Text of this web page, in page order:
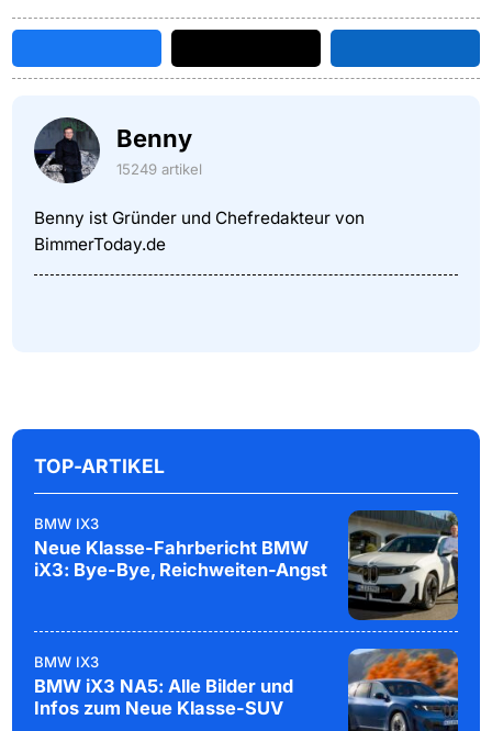
Benny
15249 artikel
Benny ist Gründer und Chefredakteur von
BimmerToday.de
TOP-ARTIKEL
BMW IX3
Neue Klasse-Fahrbericht BMW
iX3: Bye-Bye, Reichweiten-Angst
BMW IX3
BMW iX3 NA5: Alle Bilder und
Infos zum Neue Klasse-SUV